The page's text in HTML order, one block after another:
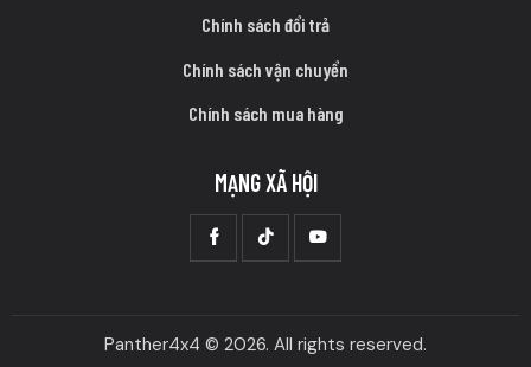
Chính sách đổi trả
Chính sách vận chuyển
Chính sách mua hàng
MẠNG XÃ HỘI
Panther4x4 © 2026. All rights reserved.